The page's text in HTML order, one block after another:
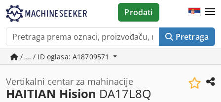
Pretraga
Prodati
/ ... / ID oglasa: A18709571
Vertikalni centar za mahinacije
HAITIAN Hision DA17L8Q